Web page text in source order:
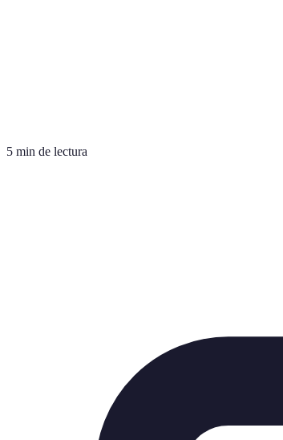
5 min de lectura